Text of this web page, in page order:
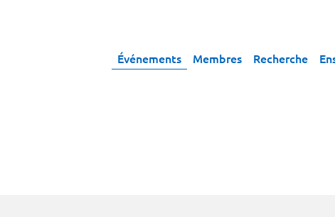
Événements Membres Recherche